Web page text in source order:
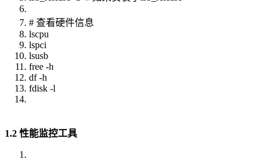
# 查看硬件信息
lscpu
lspci
lsusb
free -h
df -h
fdisk -l
1.2 性能监控工具